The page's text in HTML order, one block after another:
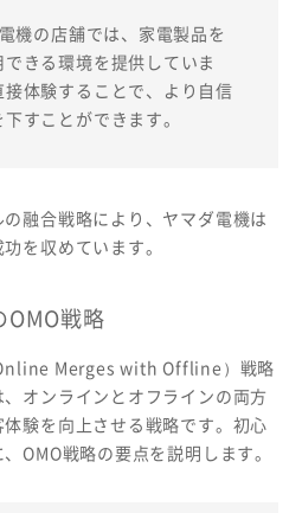
機の店舗では、家電製品を
きる環境を提供していま
体験することで、より自信
すことができます。
融合戦略により、ヤマダ電機は
を収めています。
戦略
Merges with Offline）戦略
オンラインとオフラインの両方
験を向上させる戦略です。初心
OMO戦略の要点を説明します。